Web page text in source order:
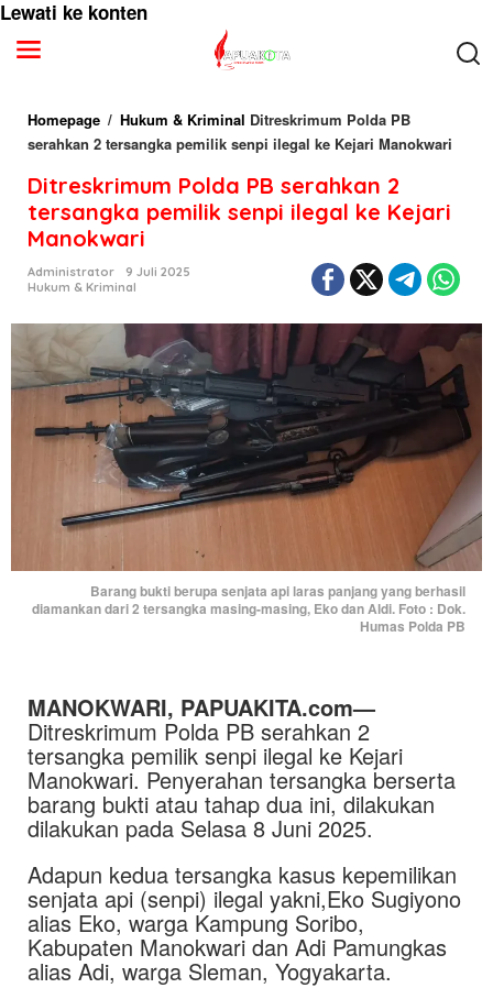
Lewati ke konten
Homepage / Hukum & Kriminal Ditreskrimum Polda PB
serahkan 2 tersangka pemilik senpi ilegal ke Kejari Manokwari
Ditreskrimum Polda PB serahkan 2
tersangka pemilik senpi ilegal ke Kejari
Manokwari
Administrator
9 Juli 2025
Hukum & Kriminal
Barang bukti berupa senjata api laras panjang yang berhasil
diamankan dari 2 tersangka masing-masing, Eko dan Aldi. Foto : Dok.
Humas Polda PB
MANOKWARI, PAPUAKITA.com—
Ditreskrimum Polda PB serahkan 2
tersangka pemilik senpi ilegal ke Kejari
Manokwari. Penyerahan tersangka berserta
barang bukti atau tahap dua ini, dilakukan
dilakukan pada Selasa 8 Juni 2025.
Adapun kedua tersangka kasus kepemilikan
senjata api (senpi) ilegal yakni,Eko Sugiyono
alias Eko, warga Kampung Soribo,
Kabupaten Manokwari dan Adi Pamungkas
alias Adi, warga Sleman, Yogyakarta.